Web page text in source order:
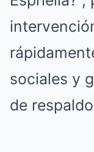
sociales y
de